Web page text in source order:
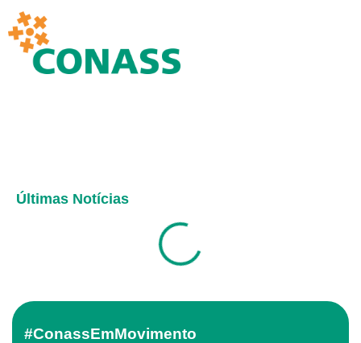
Últimas Notícias
#ConassEmMovimento